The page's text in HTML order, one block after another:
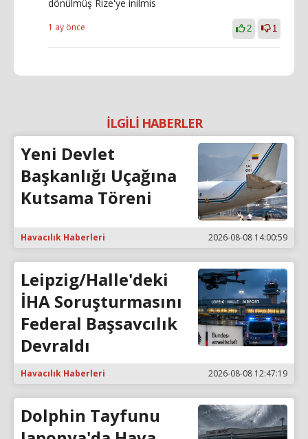
dönülmüş Rize'ye inilmis
1 ay önce 2 1
İLGİLİ HABERLER
Yeni Devlet
Başkanlığı Uçağına
Kutsama Töreni
Havacılık Haberleri 2026-08-08 14:00:59
Leipzig/Halle'deki
İHA Soruşturmasını
Federal Başsavcılık
Devraldı
Havacılık Haberleri 2026-08-08 12:47:19
Dolphin Tayfunu